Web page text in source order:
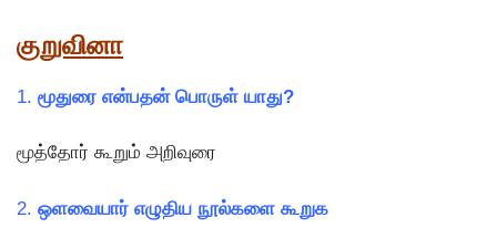
குறுவினா
1. மூதுரை என்பதன் பொருள் யாது?
மூத்தோர் கூறும் அறிவுரை
2. ஒளவையார் எழுதிய நூல்களை கூறுக